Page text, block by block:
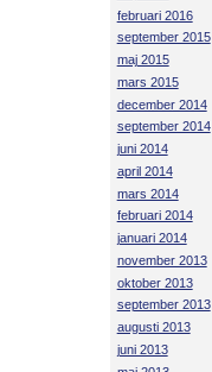
februari 2016
september 2015
maj 2015
mars 2015
december 2014
september 2014
juni 2014
april 2014
mars 2014
februari 2014
januari 2014
november 2013
oktober 2013
september 2013
augusti 2013
juni 2013